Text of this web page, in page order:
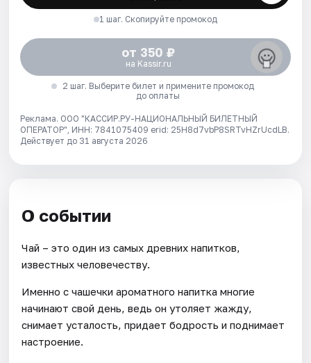
1 шаг. Скопируйте промокод
от 350 ₽
на Kassir.ru
2 шаг. Выберите билет и примените промокод
до оплаты
Реклама. ООО "КАССИР.РУ-НАЦИОНАЛЬНЫЙ БИЛЕТНЫЙ
ОПЕРАТОР", ИНН: 7841075409 erid: 25H8d7vbP8SRTvHZrUcdLB.
Действует до 31 августа 2026
О событии
Чай – это один из самых древних напитков,
известных человечеству.
Именно с чашечки ароматного напитка многие
начинают свой день, ведь он утоляет жажду,
снимает усталость, придает бодрость и поднимает
настроение.